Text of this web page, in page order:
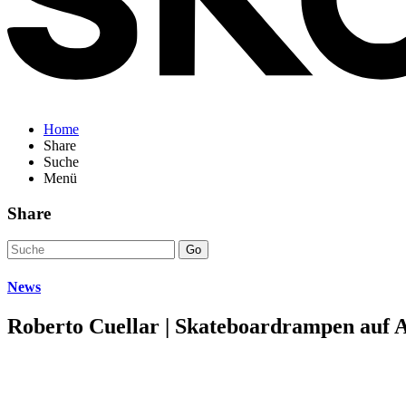
Home
Share
Suche
Menü
Share
Go
News
Roberto Cuellar | Skateboardrampen auf